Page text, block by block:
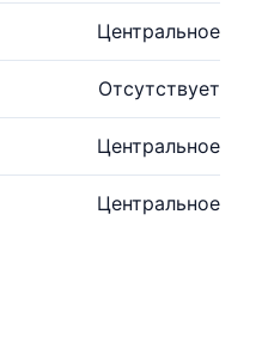
Центральное
Отсутствует
Центральное
Центральное